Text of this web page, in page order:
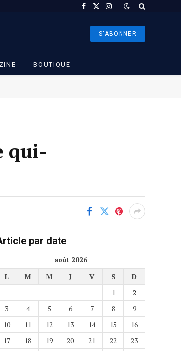
Facebook
X
Instagram
S'ABONNER
BOUTIQUE
qui-
par date
août 2026
L
M M J V S
D
1
2
3
4 5 6 7 8
9
10
11 12 13 14 15
16
17
18 19 20 21 22
23